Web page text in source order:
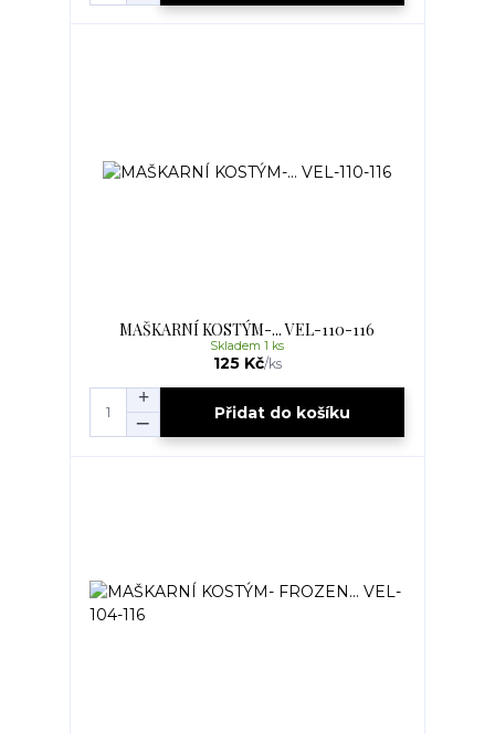
MAŠKARNÍ KOSTÝM-... VEL-110-116
125 Kč/ks
Skladem 1 ks
Přidat do košíku